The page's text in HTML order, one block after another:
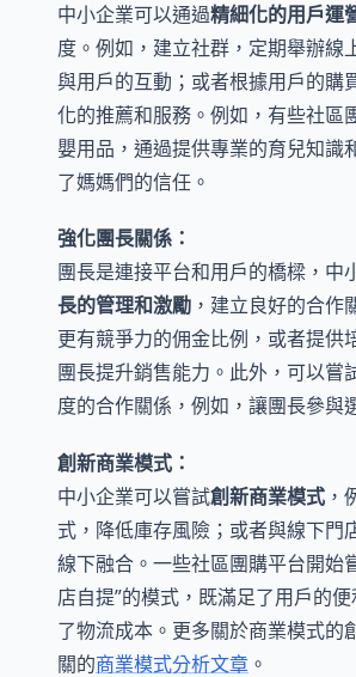
中小企業可以通過精細化的用戶運
度。例如，建立社群，定期舉辦線
與用戶的互動；或者根據用戶的購
化的推薦和服務。例如，有些社區
嬰用品，通過提供專業的育兒知識
了媽媽們的信任。
強化團長關係：
團長是連接平台和用戶的橋樑，中
長的管理和激勵 ，建立良好的合作
更有競爭力的佣金比例，或者提供
團長提升銷售能力。此外，可以嘗
度的合作關係，例如，讓團長參與
創新商業模式：
中小企業可以嘗試創新商業模式 ，
式，降低庫存風險；或者與線下門
線下融合。一些社區團購平台開始
店自提”的模式，既滿足了用戶的
了物流成本。更多關於商業模式的
關的商業模式分析文章 。